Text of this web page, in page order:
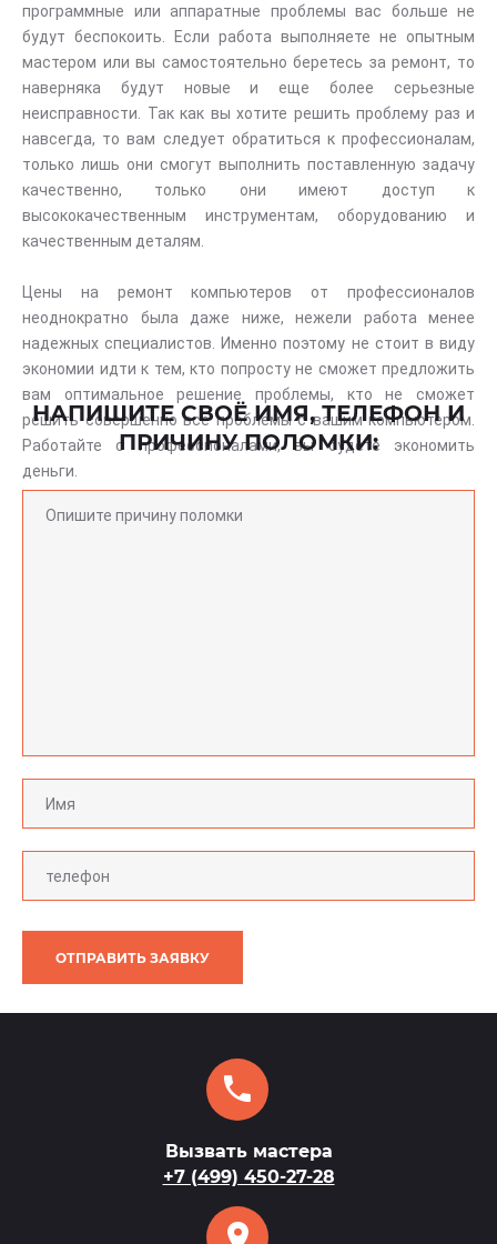
программные или аппаратные проблемы вас больше не
будут беспокоить. Если работа выполняете не опытным
мастером или вы самостоятельно беретесь за ремонт, то
наверняка будут новые и еще более серьезные
неисправности. Так как вы хотите решить проблему раз и
навсегда, то вам следует обратиться к профессионалам,
только лишь они смогут выполнить поставленную задачу
качественно, только они имеют доступ к
высококачественным инструментам, оборудованию и
качественным деталям.
Цены на ремонт компьютеров от профессионалов
неоднократно была даже ниже, нежели работа менее
надежных специалистов. Именно поэтому не стоит в виду
экономии идти к тем, кто попросту не сможет предложить
вам оптимальное решение проблемы, кто не сможет
решить совершенно все проблемы с вашим компьютером.
Работайте с профессионалами, вы будете экономить
деньги.
НАПИШИТЕ СВОЁ ИМЯ, ТЕЛЕФОН И
ПРИЧИНУ ПОЛОМКИ:
ОТПРАВИТЬ ЗАЯВКУ
Вызвать мастера
+7 (499) 450-27-28